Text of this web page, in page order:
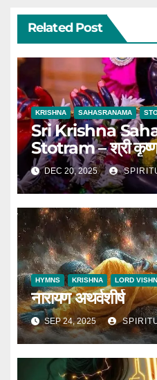
Related Post
KRISHNA SAHASRANAMA
Sri Krishna
Stotram – श्री
DEC 20, 2025
HYMNS KRISHNA LORD
नारायण अथर्वशीर्ष
SEP 24, 2025